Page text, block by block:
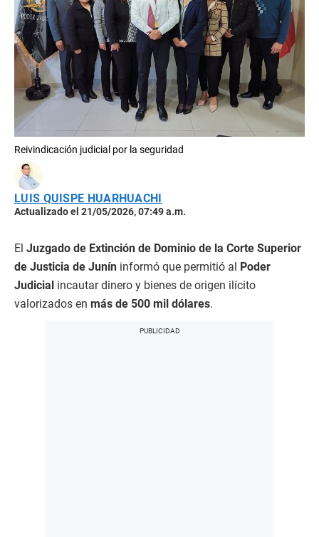
Reivindicación judicial por la seguridad
LUIS QUISPE HUARHUACHI
Actualizado el 21/05/2026, 07:49 a.m.
El Juzgado de Extinción de Dominio de la Corte Superior
de Justicia de Junín informó que permitió al Poder
Judicial incautar dinero y bienes de origen ilícito
valorizados en más de 500 mil dólares.